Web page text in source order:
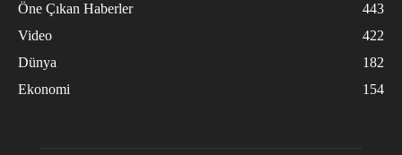
Öne Çıkan Haberler
443
Video
422
Dünya
182
Ekonomi
154